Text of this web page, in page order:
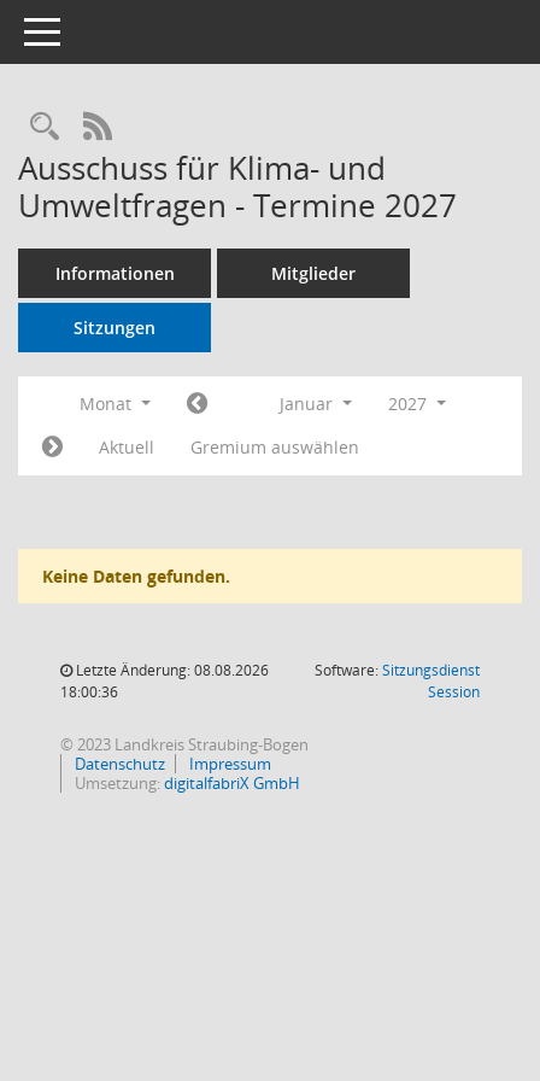
Toggle navigation
RSS-Feed
Ausschuss für Klima- und
Umweltfragen - Termine 2027
Informationen Mitglieder
Sitzungen
Monat Januar
2027
Aktuell
Gremium auswählen
Keine Daten gefunden.
Letzte Änderung: 08.08.2026
18:00:36
Software:Sitzungsdienst
Session(Wird in
© 2023 Landkreis Straubing-Bogen
Datenschutz
Impressum
Umsetzung:digitalfabriX GmbH